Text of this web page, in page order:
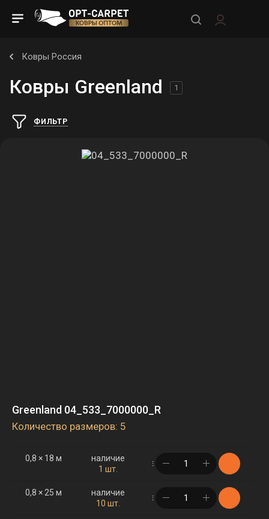
Ковры Россия
Ковры Greenland 1
ФИЛЬТР
Greenland 04_533_7000000_R
Количество размеров: 5
0,8 × 18 м
наличие
1 шт.
в корзине
0,8 × 25 м
наличие
10 шт.
в корзине